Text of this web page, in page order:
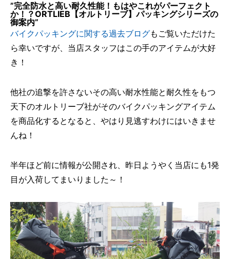
”完全防水と高い耐久性能！もはやこれがパーフェクト
か！？ORTLIEB【オルトリーブ】パッキングシリーズの
御案内”
バイクパッキングに関する過去ブログもご覧いただけた
ら幸いですが、当店スタッフはこの手のアイテムが大好
き！
他社の追撃を許さないその高い耐水性能と耐久性をもつ
天下のオルトリーブ社がそのバイクパッキングアイテム
を商品化するとなると、やはり見逃すわけにはいきませ
んね！
半年ほど前に情報が公開され、昨日ようやく当店にも1発
目が入荷してまいりました～！